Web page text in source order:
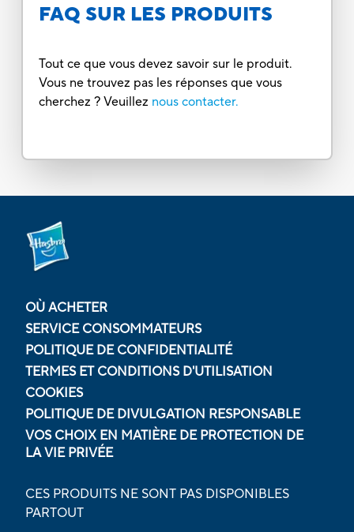
FAQ SUR LES PRODUITS
Tout ce que vous devez savoir sur le produit.
Vous ne trouvez pas les réponses que vous
cherchez ? Veuillez nous contacter.
OÙ ACHETER
SERVICE CONSOMMATEURS
POLITIQUE DE CONFIDENTIALITÉ
TERMES ET CONDITIONS D'UTILISATION
COOKIES
POLITIQUE DE DIVULGATION RESPONSABLE
VOS CHOIX EN MATIÈRE DE PROTECTION DE
LA VIE PRIVÉE
CES PRODUITS NE SONT PAS DISPONIBLES
PARTOUT